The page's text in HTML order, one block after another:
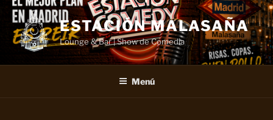
Saltar
contenido
ESTACIÓN MALASAÑA
Lounge & Bar | Show de Comedia
Menú